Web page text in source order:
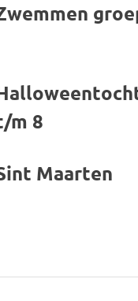
m 8
Maarten